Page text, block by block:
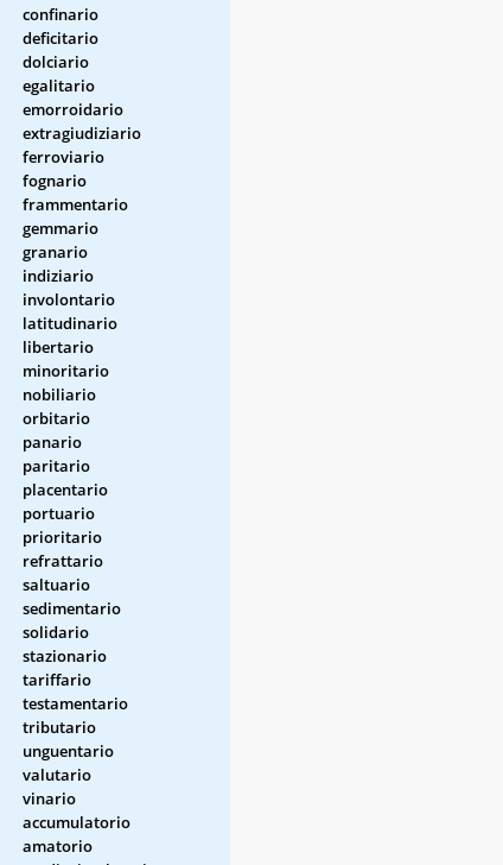
confinario
deficitario
dolciario
egalitario
emorroidario
extragiudiziario
ferroviario
fognario
frammentario
gemmario
granario
indiziario
involontario
latitudinario
libertario
minoritario
nobiliario
orbitario
panario
paritario
placentario
portuario
prioritario
refrattario
saltuario
sedimentario
solidario
stazionario
tariffario
testamentario
tributario
unguentario
valutario
vinario
accumulatorio
amatorio